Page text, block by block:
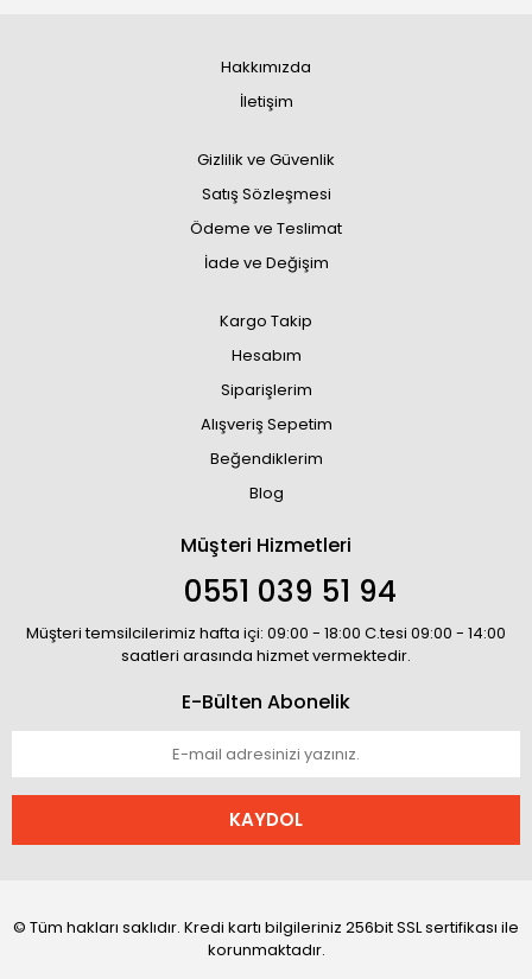
Hakkımızda
İletişim
Gizlilik ve Güvenlik
Satış Sözleşmesi
Ödeme ve Teslimat
İade ve Değişim
Kargo Takip
Hesabım
Siparişlerim
Alışveriş Sepetim
Beğendiklerim
Blog
Müşteri Hizmetleri
0551 039 51 94
Müşteri temsilcilerimiz hafta içi: 09:00 - 18:00 C.tesi 09:00 - 14:00
saatleri arasında hizmet vermektedir.
E-Bülten Abonelik
KAYDOL
© Tüm hakları saklıdır. Kredi kartı bilgileriniz 256bit SSL sertifikası ile
korunmaktadır.